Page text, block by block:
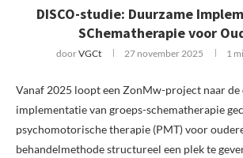
DISCO-studie: Duurzame
SChematherapie voor
doorVGCt 27 november 2025 1
Vanaf 2025 loopt een ZonMw-project naar de
implementatie van groeps-schematherapie
psychomotorische therapie (PMT) voor
behandelmethode structureel een plek te